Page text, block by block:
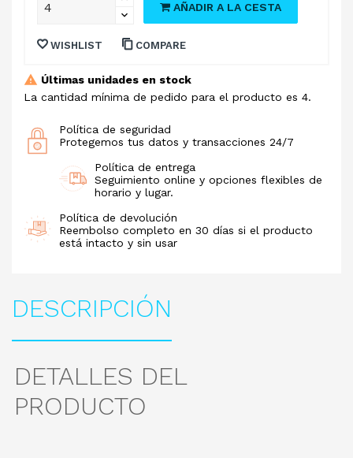
AÑADIR A LA CESTA
WISHLIST COMPARE
Últimas unidades en stock
La cantidad mínima de pedido para el producto es 4.
Política de seguridad
Protegemos tus datos y transacciones 24/7
Política de entrega
Seguimiento online y opciones flexibles de
horario y lugar.
Política de devolución
Reembolso completo en 30 días si el producto
está intacto y sin usar
DESCRIPCIÓN
DETALLES DEL
PRODUCTO